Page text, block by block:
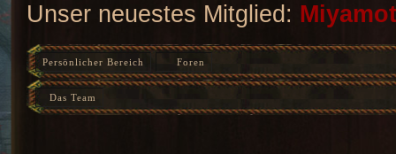
Unser neuestes Mitglied:
Persönlicher Bereich Foren
Das Team